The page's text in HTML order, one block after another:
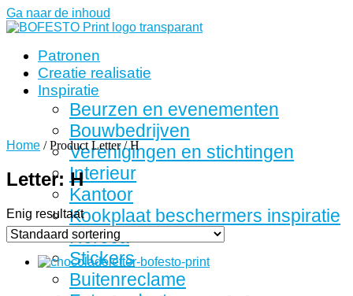
Ga naar de inhoud
Patronen
Creatie realisatie
Inspiratie
Beurzen en evenementen
Bouwbedrijven
Verenigingen en stichtingen
Interieur
Kantoor
Kookplaat beschermers inspiratie
Horeca
Stickers
Buitenreclame
Home / Product Letter / H
Letter: H
Enig resultaat